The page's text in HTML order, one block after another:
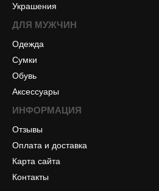
Украшения
ДЛЯ МУЖЧИН
Одежда
Сумки
Обувь
Аксессуары
ИНФОРМАЦИЯ
Отзывы
Оплата и доставка
Карта сайта
Контакты